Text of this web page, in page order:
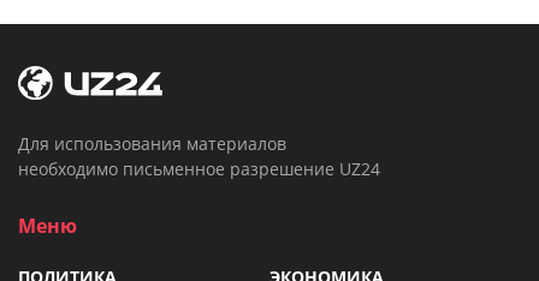
Для использования материалов
необходимо письменное разрешение UZ24
Меню